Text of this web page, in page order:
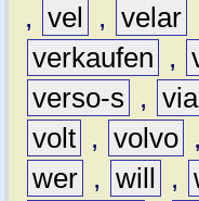
, vel , velar
verkaufen
,
verso-s
,
volt , volvo ,
wer , will ,